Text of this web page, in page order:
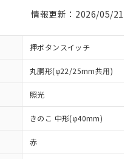
情報更新：2026/05/21
押ボタンスイッチ
丸胴形(φ22/25mm共用)
照光
きのこ 中形(φ40mm)
赤